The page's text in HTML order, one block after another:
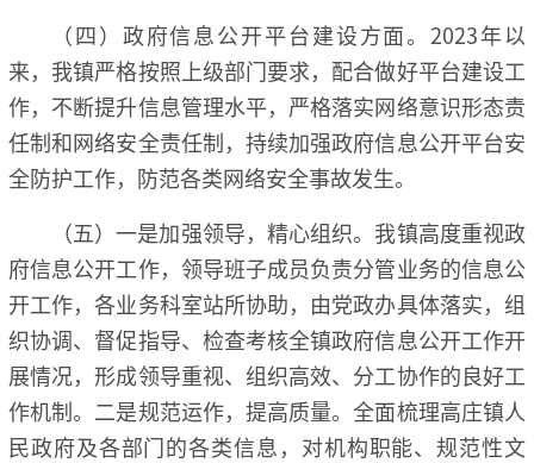
（四）政府信息公开平台建设方面。2023年以
来，我镇严格按照上级部门要求，配合做好平台建设工
作，不断提升信息管理水平，严格落实网络意识形态责
任制和网络安全责任制，持续加强政府信息公开平台安
全防护工作，防范各类网络安全事故发生。
（五）一是加强领导，精心组织。我镇高度重视政
府信息公开工作，领导班子成员负责分管业务的信息公
开工作，各业务科室站所协助，由党政办具体落实，组
织协调、督促指导、检查考核全镇政府信息公开工作开
展情况，形成领导重视、组织高效、分工协作的良好工
作机制。二是规范运作，提高质量。全面梳理高庄镇人
民政府及各部门的各类信息，对机构职能、规范性文